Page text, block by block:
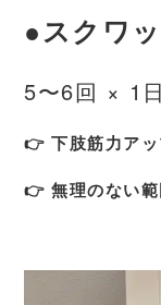
●スクワ
5〜6回 × 1
👉 下肢筋力ア
👉 無理のない